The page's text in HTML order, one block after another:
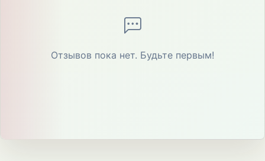
Отзывов пока нет. Будьте первым!